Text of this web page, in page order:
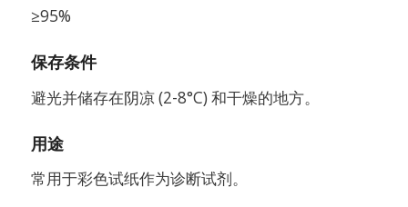
≥95%
保存条件
避光并储存在阴凉 (2-8°C) 和干燥的地方。
用途
常用于彩色试纸作为诊断试剂。